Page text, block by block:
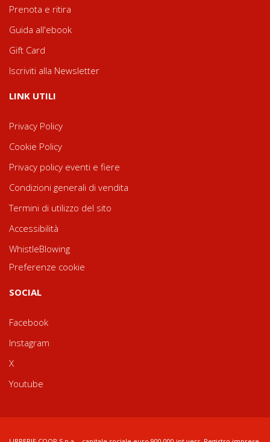
Prenota e ritira
Guida all'ebook
Gift Card
Iscriviti alla Newsletter
LINK UTILI
Privacy Policy
Cookie Policy
Privacy policy eventi e fiere
Condizioni generali di vendita
Termini di utilizzo del sito
Accessibilità
WhistleBlowing
Preferenze cookie
SOCIAL
Facebook
Instagram
X
Youtube